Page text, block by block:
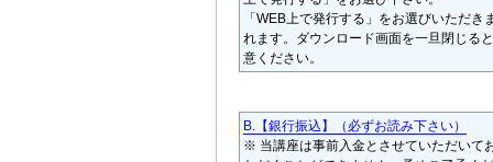
「WEB上で発行する」をお選びいただ
れます。ダウンロード画面を一旦閉じる
意ください。
B.【銀行振込】（必ずお読み下さい）
※ 当講座は事前入金とさせていただいて